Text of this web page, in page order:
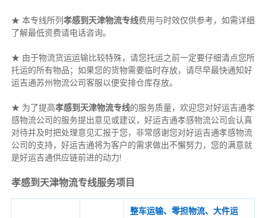
★ 本专线所列 孝感到天津物流专线费用与时效仅供参考，如需详细
了解最低资费请电话咨询。
★ 由于物流货运运输比较特殊，请您托运之前一定要仔细清点您所
托运的所有物品；如果您的货物需要临时存放，请尽早最快通知好
运吉通苏州物流公司客服以便安排仓库存放。
★ 为了提高孝感到天津物流专线的服务质量，欢迎您对好运吉通孝
感物流公司的服务提出意见或建议，好运吉通孝感物流公司会认真
对待并及时把处理意见汇报于您，非常感谢您对好运吉通孝感物流
公司的支持，好运吉通将为客户的需求做出不懈努力，您的满意就
是好运吉通供应链前进的动力!
孝感到天津物流专线服务项目
整车运输、零担物流、大件运